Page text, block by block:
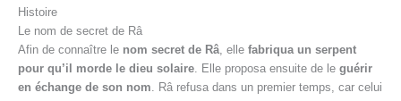
Histoire
Le nom de secret de Râ
Afin de connaître le nom secret de Râ, elle fabriqua un serpent
pour qu’il morde le dieu solaire. Elle proposa ensuite de le guérir
en échange de son nom. Râ refusa dans un premier temps, car celui